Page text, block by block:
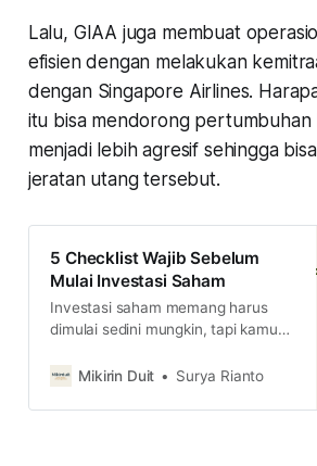
Lalu, GIAA juga membuat
efisien dengan melakukan
dengan Singapore Airlines.
itu bisa mendorong pertumbuhan
menjadi lebih agresif sehingga
jeratan utang tersebut.
5 Checklist Wajib Sebelum
Mulai Investasi Saham
Investasi saham memang harus
dimulai sedini mungkin, tapi kamu
wajib dipenuhi sehingga bisa
Berikut 5 checklist wajib sebelum
Mikirin Duit Surya Rianto